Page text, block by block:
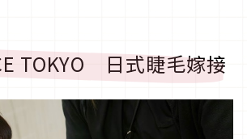
TOKYO 日式睫毛嫁接